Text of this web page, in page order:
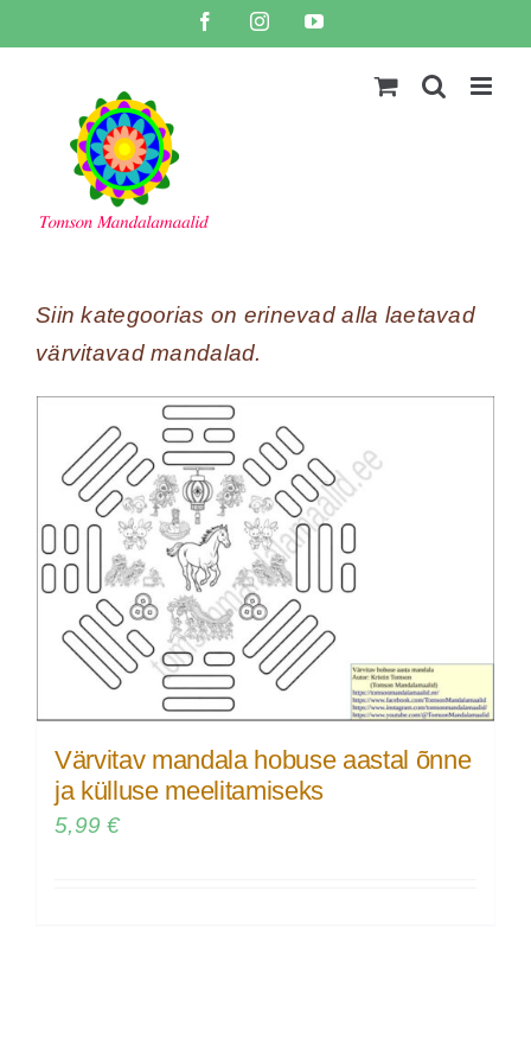
to
FacebookInstagramYouTube
Siin kategoorias on erinevad alla laetavad
värvitavad mandalad.
Värvitav mandala hobuse aastal õnne
ja külluse meelitamiseks
5,99€